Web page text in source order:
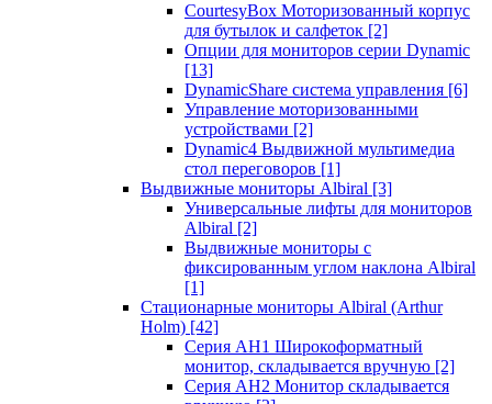
CourtesyBox Моторизованный корпус
для бутылок и салфеток [2]
Опции для мониторов серии Dynamic
[13]
DynamicShare система управления [6]
Управление моторизованными
устройствами [2]
Dynamic4 Выдвижной мультимедиа
стол переговоров [1]
Выдвижные мониторы Albiral [3]
Универсальные лифты для мониторов
Albiral [2]
Выдвижные мониторы с
фиксированным углом наклона Albiral
[1]
Стационарные мониторы Albiral (Arthur
Holm) [42]
Серия AH1 Широкоформатный
монитор, складывается вручную [2]
Серия AH2 Монитор складывается